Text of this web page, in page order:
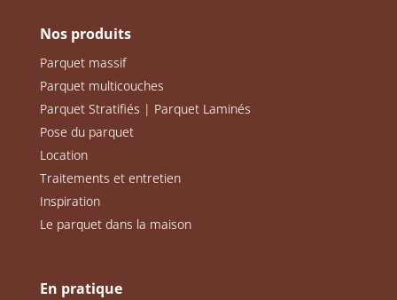
Nos produits
Parquet massif
Parquet multicouches
Parquet Stratifiés | Parquet Laminés
Pose du parquet
Location
Traitements et entretien
Inspiration
Le parquet dans la maison
En pratique